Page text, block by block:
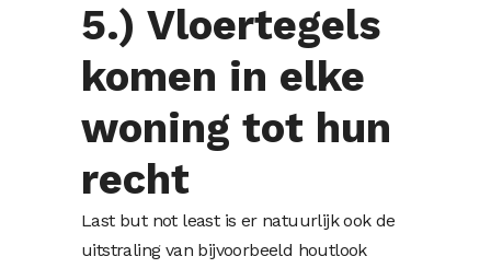
5.) Vloertegels
komen in elke
woning tot hun
recht
Last but not least is er natuurlijk ook de
uitstraling van bijvoorbeeld houtlook